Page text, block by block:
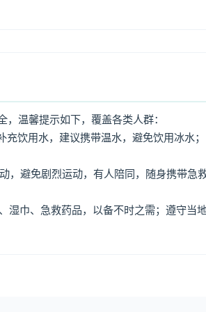
温馨提示如下，覆盖各类人群：
饮用水，建议携带温水，避免饮用冰水；
，避免剧烈运动，有人陪同，随身携带急
湿巾、急救药品，以备不时之需；遵守当